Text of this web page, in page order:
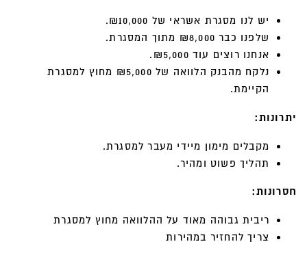
יש לנו מסגרת אשראי של ₪10,000.
שלפנו כבר ₪8,000 מתוך המסגרת.
אנחנו רוצים עוד ₪5,000.
נלקח מהבנק הלוואה של ₪5,000 מחוץ למסגרת
הקיימת.
יתרונות:
מקבלים מימון מיידי מעבר למסגרת.
תהליך פשוט ומהיר.
חסרונות:
ריבית גבוהה מאוד על ההלוואה מחוץ למסגרת
צריך להחזיר במהירות